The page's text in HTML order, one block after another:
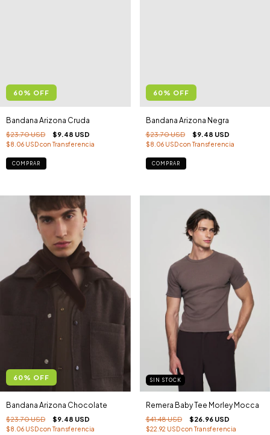
60% OFF
Bandana Arizona Cruda
$23.70 USD $9.48 USD
$8.06 USDcon Transferencia
60% OFF
Bandana Arizona Negra
$23.70 USD $9.48 USD
$8.06 USDcon Transferencia
60% OFF
Bandana Arizona Chocolate
$23.70 USD $9.48 USD
$8.06 USDcon Transferencia
SIN STOCK
Remera Baby Tee Morley Mocca
$41.48 USD $26.96 USD
$22.92 USDcon Transferencia